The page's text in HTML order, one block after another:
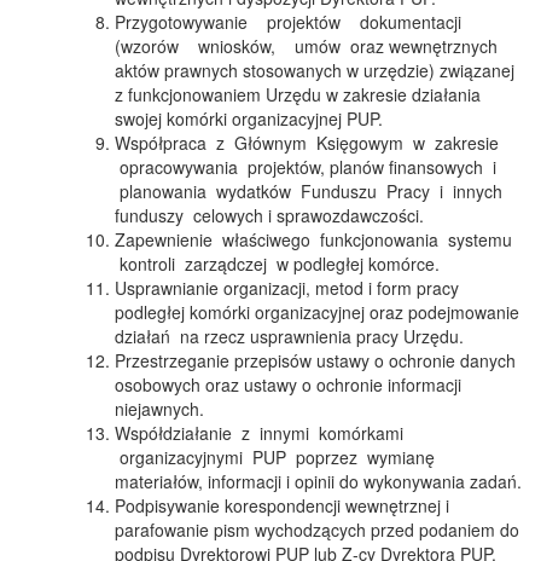
Przygotowywanie projektów dokumentacji
(wzorów wniosków, umów oraz wewnętrznych
aktów prawnych stosowanych w urzędzie) związanej
z funkcjonowaniem Urzędu w zakresie działania
swojej komórki organizacyjnej PUP.
Współpraca z Głównym Księgowym w zakresie
opracowywania projektów, planów finansowych i
planowania wydatków Funduszu Pracy i innych
funduszy celowych i sprawozdawczości.
Zapewnienie właściwego funkcjonowania systemu
kontroli zarządczej w podległej komórce.
Usprawnianie organizacji, metod i form pracy
podległej komórki organizacyjnej oraz podejmowanie
działań na rzecz usprawnienia pracy Urzędu.
Przestrzeganie przepisów ustawy o ochronie danych
osobowych oraz ustawy o ochronie informacji
niejawnych.
Współdziałanie z innymi komórkami
organizacyjnymi PUP poprzez wymianę
materiałów, informacji i opinii do wykonywania zadań.
Podpisywanie korespondencji wewnętrznej i
parafowanie pism wychodzących przed podaniem do
podpisu Dyrektorowi PUP lub Z-cy Dyrektora PUP.